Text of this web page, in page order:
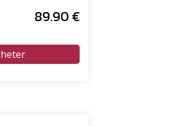
89.90€